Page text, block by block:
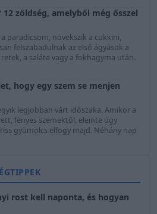
zöldség, amelyből még ősszel
paradicsom, növekszik a cukkini,
felszabadulnak az első ágyások a
a saláta vagy a fokhagyma után.
hogy egy szem se menjen
legjobban várt időszaka. Amikor a
fényes szemektől, eleinte úgy
gyümölcs elfogy majd. Néhány nap
rost kell naponta, és hogyan